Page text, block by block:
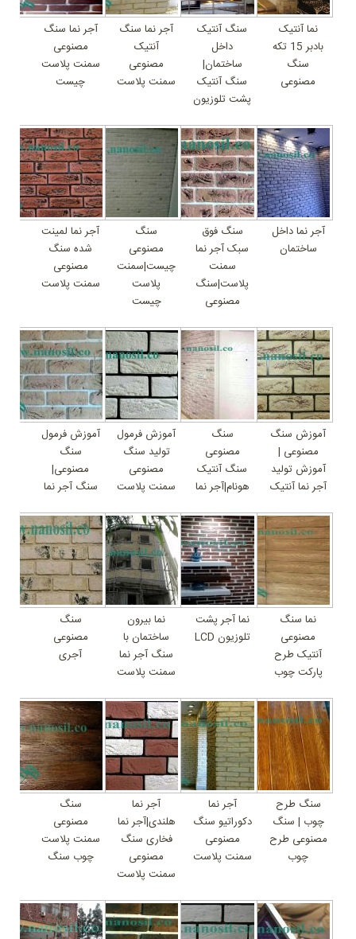
نما آنتیک
بادبر 15 تکه
سنگ
مصنوعی
سنگ آنتیک
داخل
ساختمان|
سنگ آنتیک
پشت تلوزیون
آجر نما سنگ
آنتیک
مصنوعی
سمنت پلاست
آجر نما سنگ
مصنوعی
سمنت پلاست
چیست
آجر نما داخل
ساختمان
سنگ فوق
سبک آجر نما
سمنت
پلاست|سنگ
مصنوعی
سنگ
مصنوعی
چیست|سمنت
پلاست
چیست
آجر نما لمینت
شده سنگ
مصنوعی
سمنت پلاست
آموزش سنگ
مصنوعی |
آموزش تولید
آجر نما آنتیک
سنگ
مصنوعی
سنگ آنتیک
هونام|آجر نما
آموزش فرمول
تولید سنگ
مصنوعی
سمنت پلاست
آموزش فرمول
سنگ
مصنوعی|
سنگ آجر نما
نما سنگ
مصنوعی
آنتیک طرح
پارکت چوب
نما آجر پشت
تلوزیون LCD
نما بیرون
ساختمان با
سنگ آجر نما
سمنت پلاست
سنگ
مصنوعی
آجری
سنگ طرح
چوب | سنگ
مصنوعی طرح
چوب
آجر نما
دکوراتیو سنگ
مصنوعی
سمنت پلاست
آجر نما
هلندی|آجر نما
فخاری سنگ
مصنوعی
سمنت پلاست
سنگ
مصنوعی
سمنت پلاست
چوب سنگ